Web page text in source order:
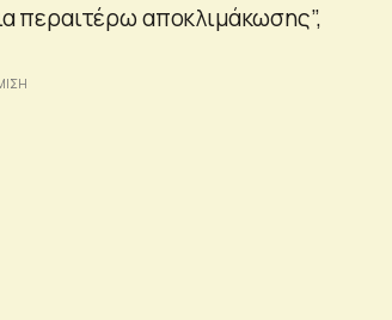
περαιτέρω αποκλιμάκωσης”,